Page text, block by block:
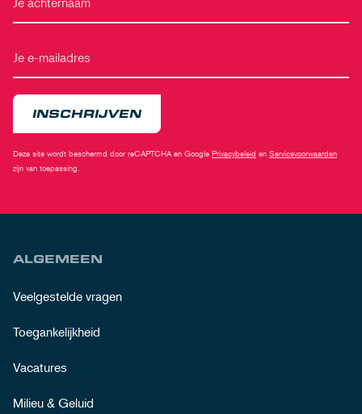
INSCHRIJVEN
Deze site wordt beschermd door reCAPTCHA en Google Privacybeleid en Servicevoorwaarden
zijn van toepassing.
ALGEMEEN
Veelgestelde vragen
Toegankelijkheid
Vacatures
Milieu & Geluid